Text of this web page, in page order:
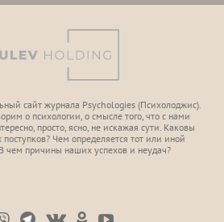
сайт журнала Psychologies (Психoлоджиc).
о психологии, о смысле того, что с нами
просто, ясно, не искажая сути. Каковы
Чем определяется тот или иной
чем причины наших успехов и неудач?